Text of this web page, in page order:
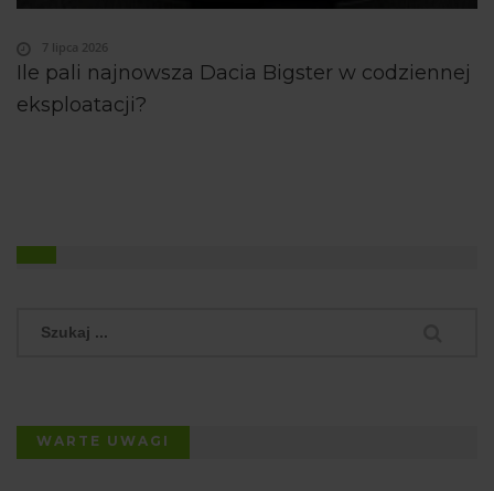
Ile pali najnowsza Dacia Bigster w codziennej
eksploatacji?
7 lipca 2026
WARTE UWAGI